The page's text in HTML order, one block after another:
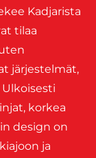
Kadjarista
tilaa
järjestelmät,
korkea
design on
ja